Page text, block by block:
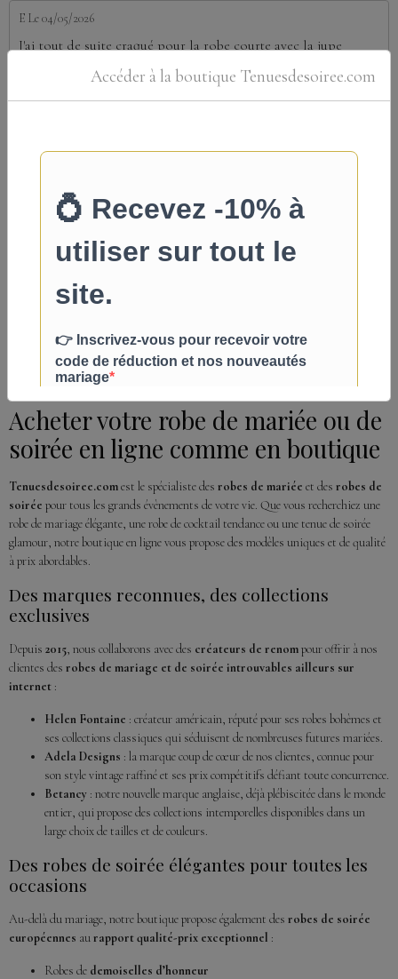
E Le 04/05/2026
J'ai tout de suite craqué pour la robe courte avec la jupe
supplémentaire. Sonia m'a bien renseignée ...
et le rendu est incroyable. La coupe met ...
Tous les messages
PartagerFacebook
X
Vous devez être connecté pour poster un commentaire
Acheter votre robe de mariée ou de
soirée en ligne comme en boutique
Tenuesdesoiree.comest le spécialiste des robes de mariée et des robes de
soirée pour tous les grands évènements de votre vie. Que vous recherchiez une
robe de mariage élégante, une robe de cocktail tendance ou une tenue de soirée
glamour, notre boutique en ligne vous propose des modèles uniques et de qualité
à prix abordables.
Des marques reconnues, des collections
exclusives
Depuis 2015, nous collaborons avec des créateurs de renompour offrir à nos
clientes des robes de mariage et de soirée introuvables ailleurs sur
internet :
Helen Fontaine : créateur américain, réputé pour ses robes bohèmes et
ses collections classiques qui séduisent de nombreuses futures mariées.
Adela Designs : la marque coup de cœur de nos clientes, connue pour
son style vintage raffiné et ses prix compétitifs défiant toute concurrence.
Betancy : notre nouvelle marque anglaise, déjà plébiscitée dans le monde
entier, qui propose des collections intemporelles disponibles dans un
large choix de tailles et de couleurs.
Des robes de soirée élégantes pour toutes les
occasions
Au-delà du mariage, notre boutique propose également des robes de soirée
européennes aurapport qualité-prix exceptionnel :
Robes de demoiselles d’honneur
Accéder à la boutique Tenuesdesoiree.com